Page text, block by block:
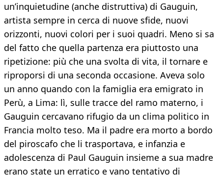
un’inquietudine (anche distruttiva) di Gauguin,
artista sempre in cerca di nuove sfide, nuovi
orizzonti, nuovi colori per i suoi quadri. Meno si sa
del fatto che quella partenza era piuttosto una
ripetizione: più che una svolta di vita, il tornare e
riproporsi di una seconda occasione. Aveva solo
un anno quando con la famiglia era emigrato in
Perù, a Lima: lì, sulle tracce del ramo materno, i
Gauguin cercavano rifugio da un clima politico in
Francia molto teso. Ma il padre era morto a bordo
del piroscafo che li trasportava, e infanzia e
adolescenza di Paul Gauguin insieme a sua madre
erano state un erratico e vano tentativo di